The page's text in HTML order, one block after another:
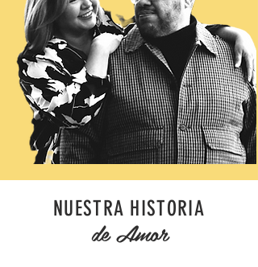
NUESTRA HISTORIA
de Amor